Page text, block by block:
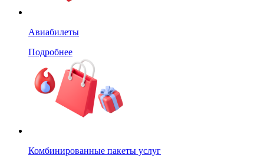
Авиабилеты
Подробнее
Комбинированные пакеты услуг